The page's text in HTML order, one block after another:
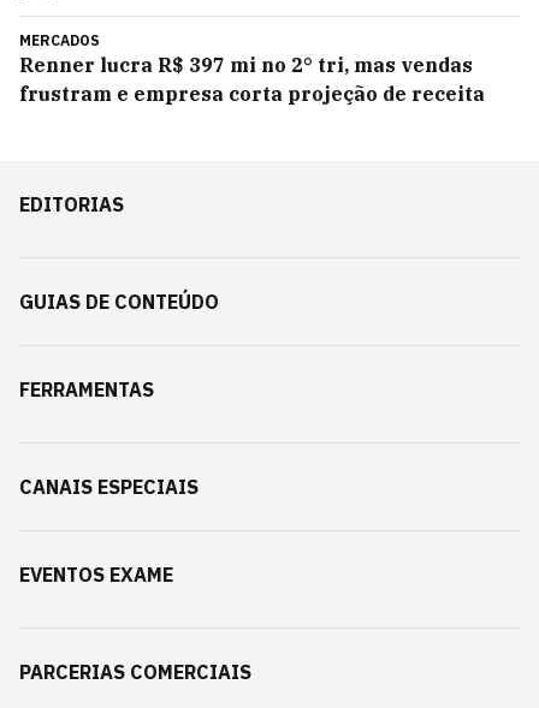
MERCADOS
Renner lucra R$ 397 mi no 2° tri, mas vendas
frustram e empresa corta projeção de receita
EDITORIAS
GUIAS DE CONTEÚDO
FERRAMENTAS
CANAIS ESPECIAIS
EVENTOS EXAME
PARCERIAS COMERCIAIS